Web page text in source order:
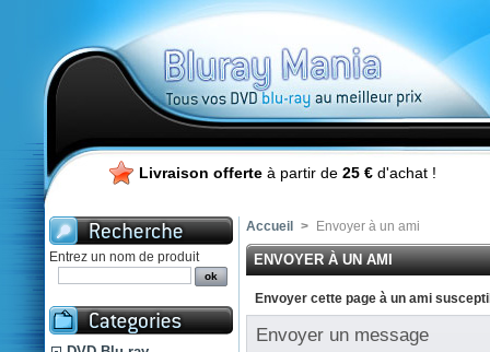
Livraison offerte à partir de 25 € d'achat !
Entrez un nom de produit
Accueil > Envoyer à un ami
ENVOYER À UN AMI
Envoyer cette page à un ami
Envoyer un message